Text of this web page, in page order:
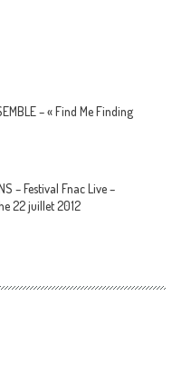
– « Find Me Finding
– Festival Fnac Live –
22 juillet 2012